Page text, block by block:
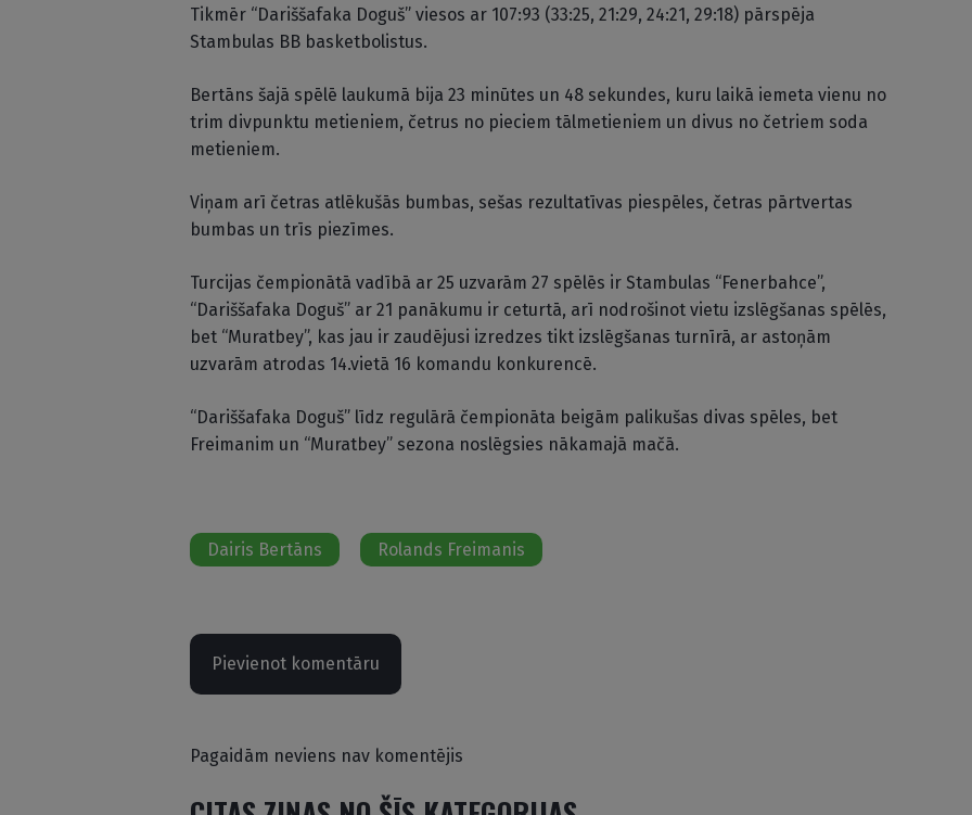
Tikmēr “Dariššafaka Doguš” viesos ar 107:93 (33:25, 21:29, 24:21, 29:18) pārspēja
Stambulas BB basketbolistus.
Bertāns šajā spēlē laukumā bija 23 minūtes un 48 sekundes, kuru laikā iemeta vienu no
trim divpunktu metieniem, četrus no pieciem tālmetieniem un divus no četriem soda
metieniem.
Viņam arī četras atlēkušās bumbas, sešas rezultatīvas piespēles, četras pārtvertas
bumbas un trīs piezīmes.
Turcijas čempionātā vadībā ar 25 uzvarām 27 spēlēs ir Stambulas “Fenerbahce”,
“Dariššafaka Doguš” ar 21 panākumu ir ceturtā, arī nodrošinot vietu izslēgšanas spēlēs,
bet “Muratbey”, kas jau ir zaudējusi izredzes tikt izslēgšanas turnīrā, ar astoņām
uzvarām atrodas 14.vietā 16 komandu konkurencē.
“Dariššafaka Doguš” līdz regulārā čempionāta beigām palikušas divas spēles, bet
Freimanim un “Muratbey” sezona noslēgsies nākamajā mačā.
Dairis Bertāns Rolands Freimanis
Pievienot komentāru
Pagaidām neviens nav komentējis